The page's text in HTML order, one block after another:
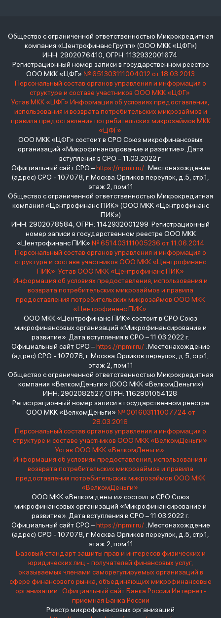
Общество с ограниченной ответственностью Микрокредитная
компания «Центрофинанс Групп» (ООО МКК «ЦФГ»)
ИНН: 2902076410, ОГРН: 1132932001674
Регистрационный номер записи в государственном реестре
ООО МКК «ЦФГ» № 651303111004012 от 18.03.2013
Персональный состав органов управления и информация о
структуре и составе участников ООО МКК «ЦФГ»
Устав МКК «ЦФГ» Информация об условиях предоставления,
использования и возврата потребительских микрозаймов и
правила предоставления потребительских микрозаймов МКК
«ЦФГ»
ООО МКК «ЦФГ» состоит в СРО Союз микрофинансовых
организаций «Микрофинансирование и развитие». Дата
вступления в СРО – 11.03.2022 г.
Официальный сайт СРО –https://npmir.ru/. Местонахождение
(адрес) СРО - 107078, г. Москва Орликов переулок, д.5, стр.1,
этаж 2, пом.11
Общество с ограниченной ответственностью Микрокредитная
компания «Центрофинанс ПИК» (ООО МКК «Центрофинанс
ПИК»)
ИНН: 2902078584, ОГРН: 1142932001299 Регистрационный
номер записи в государственном реестре ООО МКК
«Центрофинанс ПИК» № 651403111005236 от 11.06.2014
Персональный состав органов управления и информация о
структуре и составе участников ООО МКК «Центрофинанс
ПИК» Устав ООО МКК «Центрофинанс ПИК»
Информация об условиях предоставления, использования и
возврата потребительских микрозаймов и правила
предоставления потребительских микрозаймов ООО МКК
«Центрофинанс ПИК»
ООО МКК «Центрофинанс ПИК» состоит в СРО Союз
микрофинансовых организаций «Микрофинансирование и
развитие». Дата вступления в СРО – 11.03.2022 г.
Официальный сайт СРО –https://npmir.ru/. Местонахождение
(адрес) СРО - 107078, г. Москва Орликов переулок, д.5, стр.1,
этаж 2, пом.11
Общество с ограниченной ответственностью Микрокредитная
компания «ВелкомДеньги» (ООО МКК «ВелкомДеньги»)
ИНН: 2902082527, ОГРН: 1162901054128
Регистрационный номер записи в государственном реестре
ООО МКК «ВелкомДеньги» № 001603111007724 от
28.03.2016
Персональный состав органов управления и информация о
структуре и составе участников ООО МКК «ВелкомДеньги»
Устав ООО МКК «ВелкомДеньги»
Информация об условиях предоставления, использования и
возврата потребительских микрозаймов и правила
предоставления потребительских микрозаймов ООО МКК
«ВелкомДеньги»
ООО МКК «Велком деньги» состоит в СРО Союз
микрофинансовых организаций «Микрофинансирование и
развитие». Дата вступления в СРО – 11.03.2022 г.
Официальный сайт СРО –https://npmir.ru/. Местонахождение
(адрес) СРО - 107078, г. Москва Орликов переулок, д.5, стр.1,
этаж 2, пом.11
Базовый стандарт защиты прав и интересов физических и
юридических лиц - получателей финансовых услуг,
оказываемых членами саморегулируемых организаций в
сфере финансового рынка, объединяющих микрофинансовые
организации
Официальный сайт Банка России Интернет-
приемная Банка России
Реестр микрофинансовых организаций